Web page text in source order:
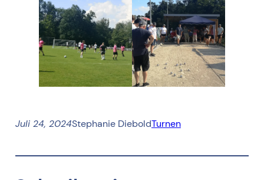
Juli 24, 2024Stephanie DieboldTurnen